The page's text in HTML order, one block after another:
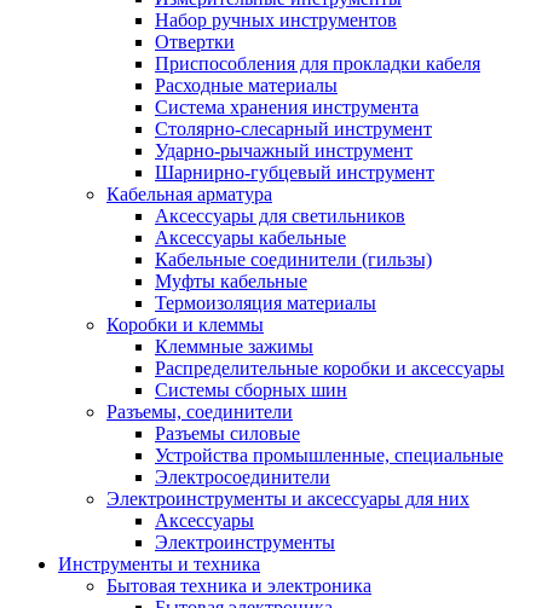
Набор ручных инструментов
Отвертки
Приспособления для прокладки кабеля
Расходные материалы
Система хранения инструмента
Столярно-слесарный инструмент
Ударно-рычажный инструмент
Шарнирно-губцевый инструмент
Кабельная арматура
Аксессуары для светильников
Аксессуары кабельные
Кабельные соединители (гильзы)
Муфты кабельные
Термоизоляция материалы
Коробки и клеммы
Клеммные зажимы
Распределительные коробки и аксессуары
Системы сборных шин
Разъемы, соединители
Разъемы силовые
Устройства промышленные, специальные
Электросоединители
Электроинструменты и аксессуары для них
Аксессуары
Электроинструменты
Инструменты и техника
Бытовая техника и электроника